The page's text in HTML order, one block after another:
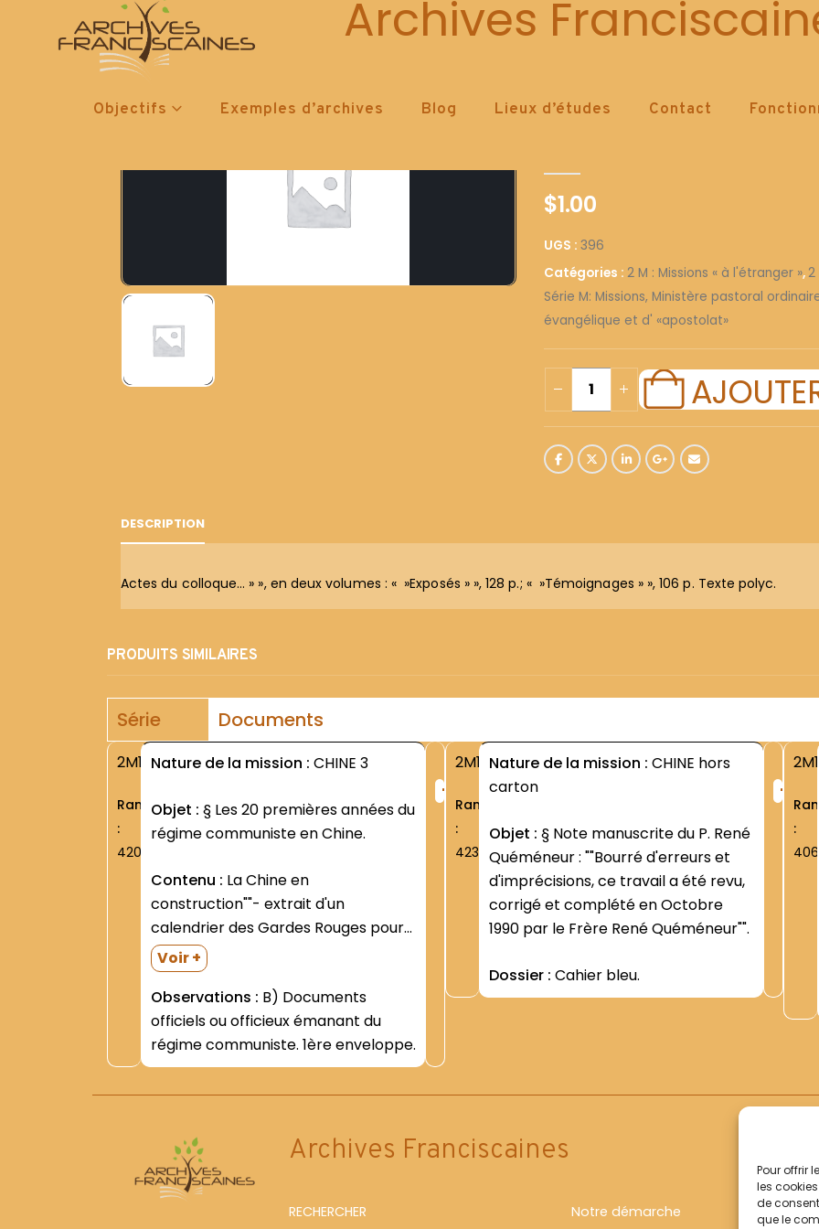
Pour offrir
les
de
que le
Archives
Objectifs Exemples d’archives Blog Lieux d’études Contact
396
$1.00
UGS : 396
Catégories : 2 M : Missions « à l'étranger »,2
Série M: Missions, Ministère pastoral
évangélique et d' «apostolat»
DESCRIPTION
Actes du colloque… » », en deux volumes : « »Exposés » », 128 p.; « »Témoignages » », 106 p. Texte polyc.
PRODUITS SIMILAIRES
Série Documents
2M1
Rang
:
420
Nature de la mission : CHINE 3
Objet : § Les 20 premières années du
régime communiste en Chine.
Contenu :
construction""- extrait d'un
calendrier des Gardes Rouges pour
mars-avril 1968. Bulletin
d'information. Ambassade de la
République Populaire de Chine en
République Française. Section
culturelle et presse (Paris)- n°94- 3
oct. 1969. Aujourd'hui la Chine.
Bimestriel d'informations sur...
Voir +
Observations : B) Documents
officiels ou officieux émanant du
régime communiste. 1ère enveloppe.
+
2M1
Rang
:
423
Nature de la mission : CHINE hors
carton
Objet : § Note manuscrite du P. René
Quéméneur : ""Bourré d'erreurs et
d'imprécisions, ce travail a été revu,
corrigé et complété en Octobre
1990 par le Frère René Quéméneur"".
Dossier : Cahier bleu.
+
2M1
Rang
:
406
Archives Franciscaines
RECHERCHER
Notre démarche